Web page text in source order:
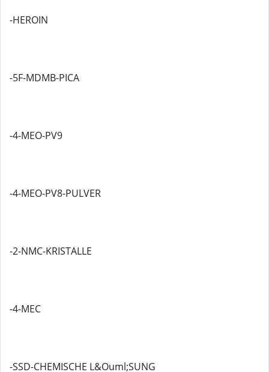
-HEROIN
-5F-MDMB-PICA
-4-MEO-PV9
-4-MEO-PV8-PULVER
-2-NMC-KRISTALLE
-4-MEC
-SSD-CHEMISCHE L&Ouml;SUNG